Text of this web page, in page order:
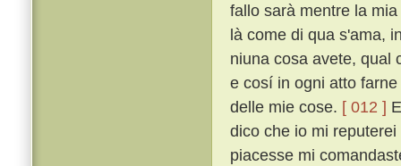
fallo sarà mentre la
là come di qua s'ama,
niuna cosa avete, qual
e cosí in ogni atto
delle mie cose. [ 012 ]
dico che io mi
piacesse mi